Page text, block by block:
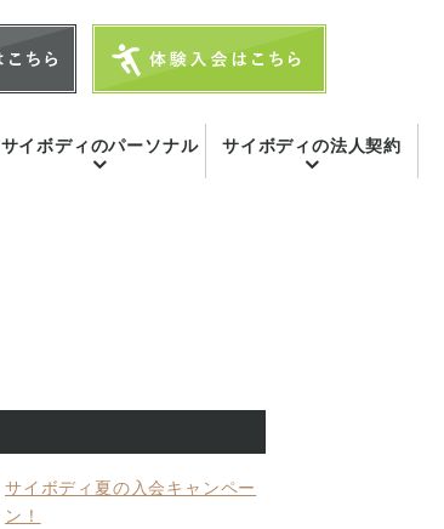
サイボディのパーソナル サイボディの法人契約
サイボディ夏の入会キャンペー
ン！